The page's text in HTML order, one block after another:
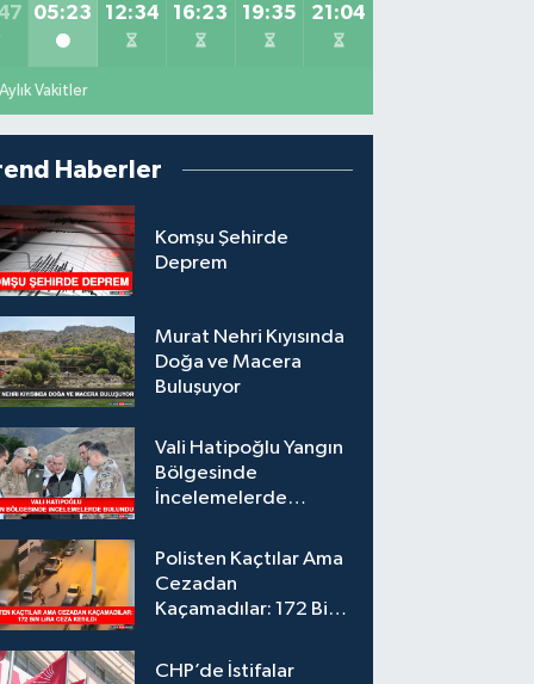
05:23 12:34 16:23 19:35 21:04
Aylık Vakitler
Haberler
Komşu Şehirde
Deprem
Murat Nehri Kıyısında
Doğa ve Macera
Buluşuyor
Vali Hatipoğlu Yangın
Bölgesinde
İncelemelerde
Polisten Kaçtılar Ama
Cezadan
Kaçamadılar: 172 Bin
CHP’de İstifalar